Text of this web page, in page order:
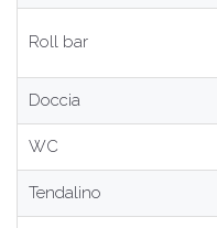
Roll bar
Doccia
WC
Tendalino